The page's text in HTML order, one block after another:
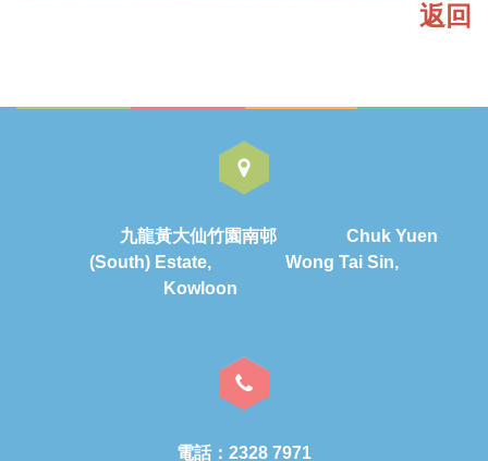
返回
九龍黃大仙竹園南邨 Chuk Yuen
(South) Estate, Wong Tai Sin,
Kowloon
電話：2328 7971